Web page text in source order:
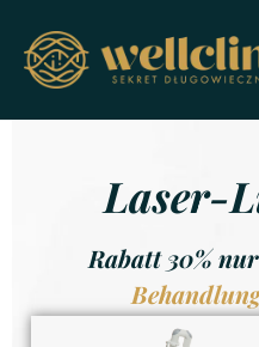
Laser-
Rabatt 30%